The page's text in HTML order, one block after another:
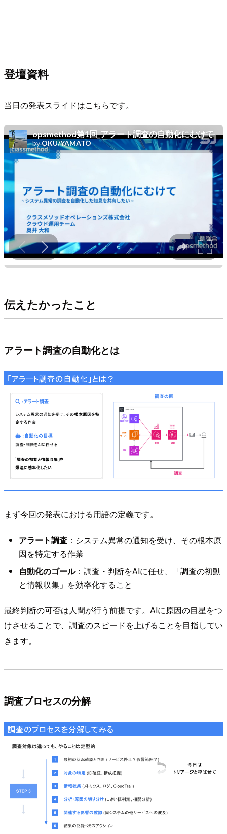
登壇資料
当日の発表スライドはこちらです。
伝えたかったこと
アラート調査の自動化とは
まず今回の発表における用語の定義です。
アラート調査：システム異常の通知を受け、その根本原
因を特定する作業
自動化のゴール：調査・判断をAIに任せ、「調査の初動
と情報収集」を効率化すること
最終判断の可否は人間が行う前提です。AIに原因の目星をつ
けさせることで、調査のスピードを上げることを目指してい
きます。
調査プロセスの分解